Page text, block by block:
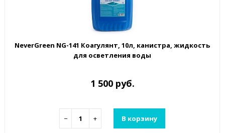
NeverGreen NG-141 Коагулянт, 10л, канистра, жидкость
для осветления воды
1 500 руб.
− + В корзину